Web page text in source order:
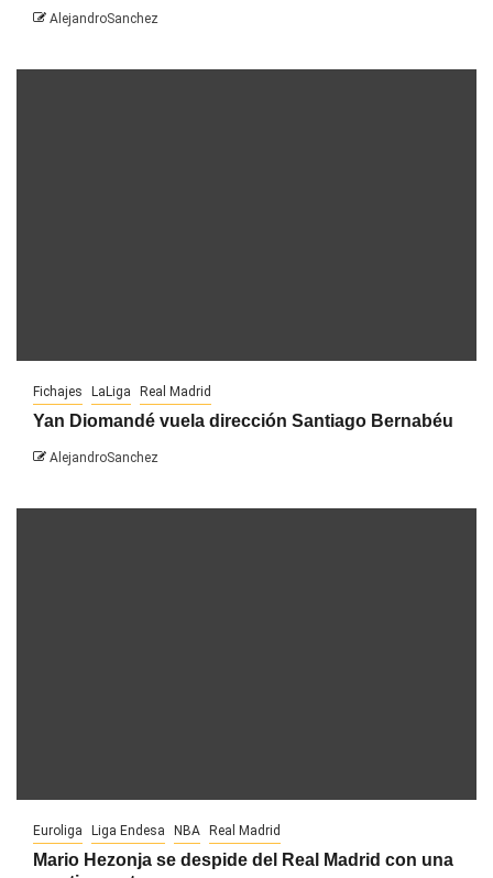
AlejandroSanchez
Fichajes LaLiga Real Madrid
Yan Diomandé vuela dirección Santiago Bernabéu
AlejandroSanchez
Euroliga Liga Endesa NBA Real Madrid
Mario Hezonja se despide del Real Madrid con una